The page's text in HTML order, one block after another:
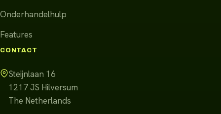
Onderhandelhulp
Features
CONTACT
Steijnlaan 16
1217 JS Hilversum
The Netherlands